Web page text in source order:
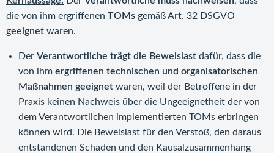
die von ihm ergriffenen TOMs gemäß Art. 32 DSGVO
geeignet waren.
Der Verantwortliche trägt die Beweislast dafür, dass die
von ihm ergriffenen technischen und organisatorischen
Maßnahmen geeignet waren, weil der Betroffene in der
Praxis keinen Nachweis über die Ungeeignetheit der von
dem Verantwortlichen implementierten TOMs erbringen
können wird. Die Beweislast für den Verstoß, den daraus
entstandenen Schaden und den Kausalzusammenhang